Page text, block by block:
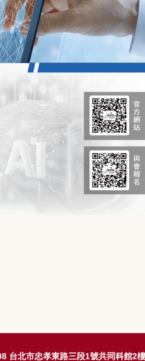
台北市忠孝東路三段1號共同科館2樓